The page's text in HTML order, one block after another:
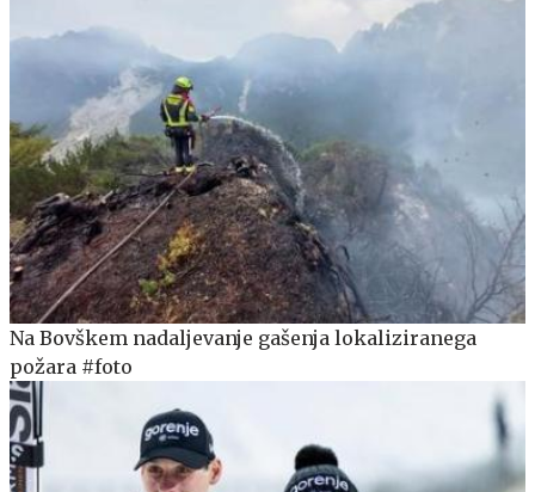
Na Bovškem nadaljevanje gašenja lokaliziranega
požara #foto